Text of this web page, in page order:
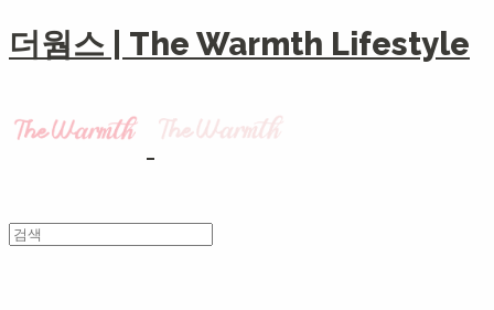
더웜스 | The Warmth Lifestyle